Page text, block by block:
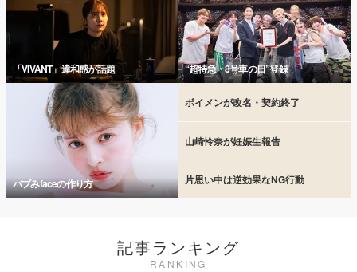
「VIVANT」違和感が話題 “超特急・8号車の日”登録
バブみfaceの作り方
ボイメンが改名・契約終了
山崎怜奈が妊娠生報告
片思い中は逆効果なNG行動
記事ランキング
RANKING